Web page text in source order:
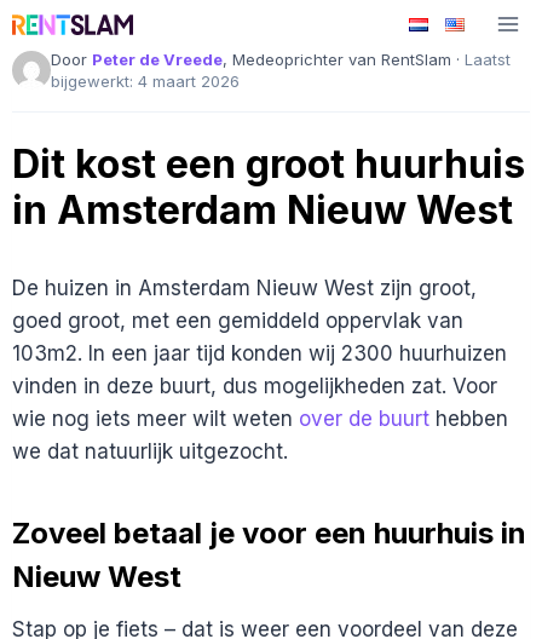
Ga
naar
de
Door Peter de Vreede, Medeoprichter van RentSlam · Laatst
bijgewerkt: 4 maart 2026
Dit kost een groot huurhuis
in Amsterdam Nieuw West
De huizen in Amsterdam Nieuw West zijn groot,
goed groot, met een gemiddeld oppervlak van
103m2. In een jaar tijd konden wij 2300 huurhuizen
vinden in deze buurt, dus mogelijkheden zat. Voor
wie nog iets meer wilt weten over de buurt hebben
we dat natuurlijk uitgezocht.
Zoveel betaal je voor een huurhuis in
Nieuw West
Stap op je fiets – dat is weer een voordeel van deze